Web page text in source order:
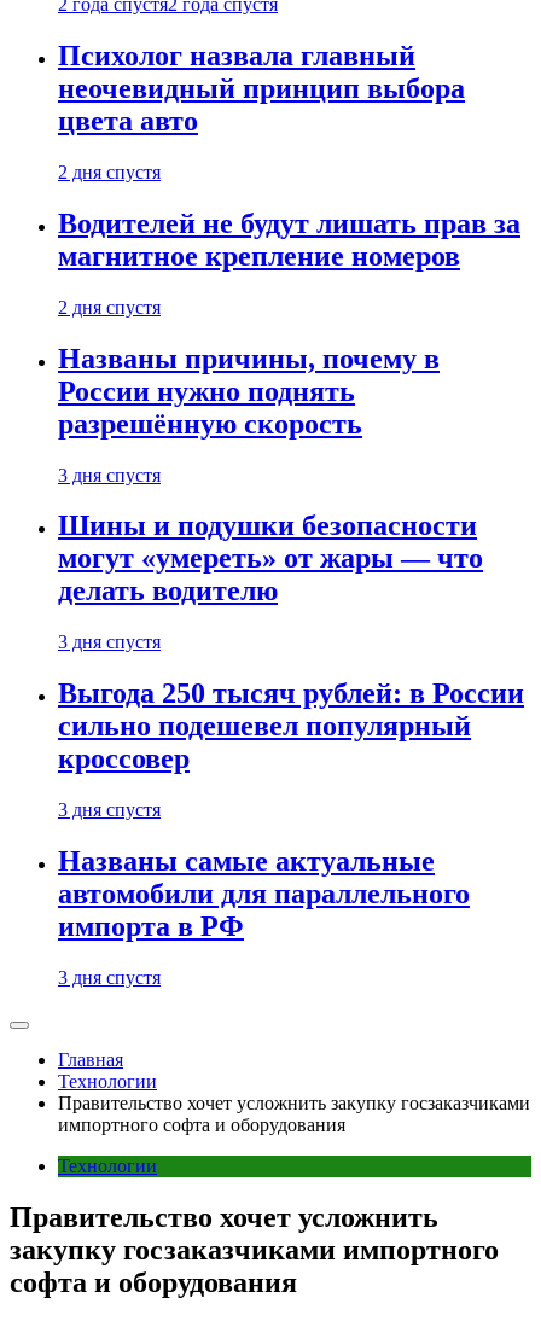
2 года спустя2 года спустя
Психолог назвала главный
неочевидный принцип выбора
цвета авто
2 дня спустя
Водителей не будут лишать прав за
магнитное крепление номеров
2 дня спустя
Названы причины, почему в
России нужно поднять
разрешённую скорость
3 дня спустя
Шины и подушки безопасности
могут «умереть» от жары — что
делать водителю
3 дня спустя
Выгода 250 тысяч рублей: в России
сильно подешевел популярный
кроссовер
3 дня спустя
Названы самые актуальные
автомобили для параллельного
импорта в РФ
3 дня спустя
Главная
Технологии
Правительство хочет усложнить закупку госзаказчиками
импортного софта и оборудования
Технологии
Правительство хочет усложнить
закупку госзаказчиками импортного
софта и оборудования